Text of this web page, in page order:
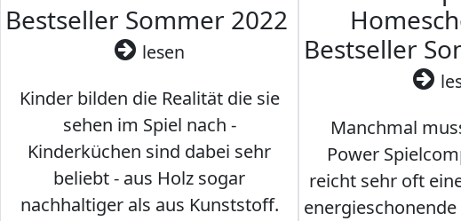
Bestseller Sommer 2022
lesen
Kinder bilden die Realität die sie
sehen im Spiel nach -
Kinderküchen sind dabei sehr
beliebt - aus Holz sogar
nachhaltiger als aus Kunststoff.
Bestseller
Manchmal
Power
reicht sehr oft
energieschonende